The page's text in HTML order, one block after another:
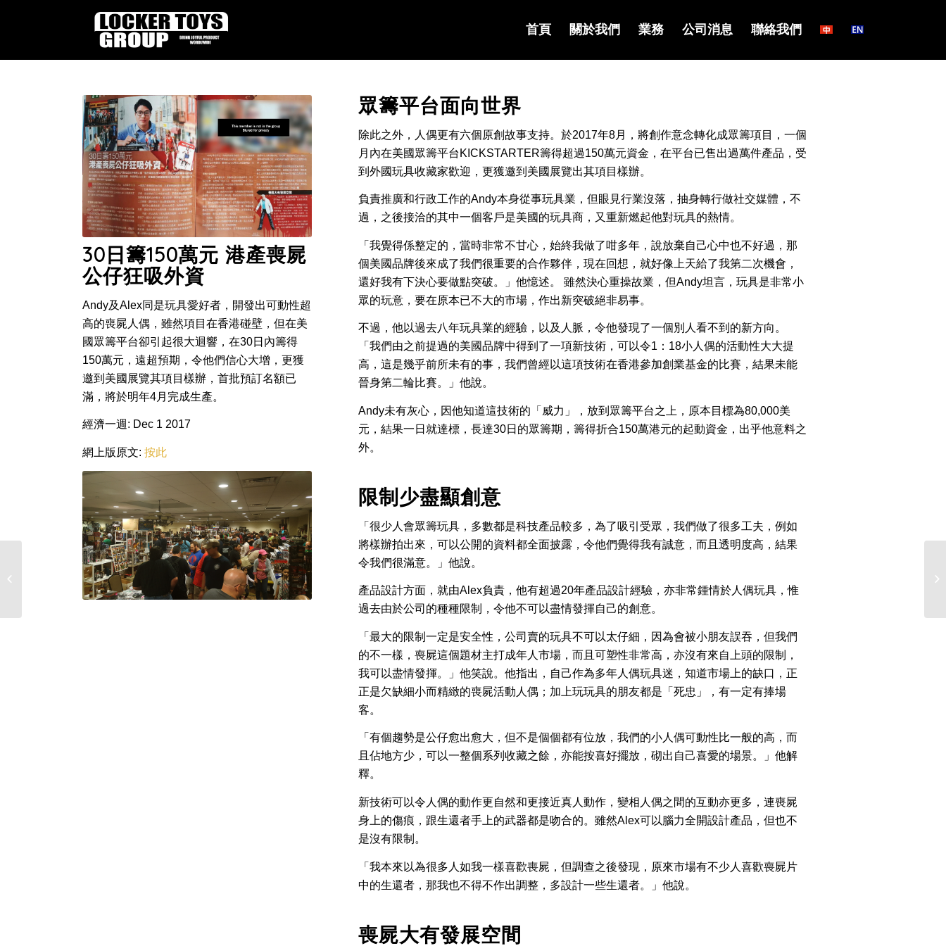
首頁 關於我們 業務 公司消息 聯絡我們
30日籌150萬元 港產喪屍
公仔狂吸外資
Andy及Alex同是玩具愛好者，開發出可動性超
高的喪屍人偶，雖然項目在香港碰壁，但在美
國眾籌平台卻引起很大迴響，在30日內籌得
150萬元，遠超預期，令他們信心大增，更獲
邀到美國展覽其項目樣辦，首批預訂名額已
滿，將於明年4月完成生產。
經濟一週: Dec 1 2017
網上版原文:按此
眾籌平台面向世界
除此之外，人偶更有六個原創故事支持。於2017年8月，將創作意念轉化成眾籌項目，一個
月內在美國眾籌平台KICKSTARTER籌得超過150萬元資金，在平台已售出過萬件產品，受
到外國玩具收藏家歡迎，更獲邀到美國展覽出其項目樣辦。
負責推廣和行政工作的Andy本身從事玩具業，但眼見行業沒落，抽身轉行做社交媒體，不
過，之後接洽的其中一個客戶是美國的玩具商，又重新燃起他對玩具的熱情。
「我覺得係整定的，當時非常不甘心，始終我做了咁多年，說放棄自己心中也不好過，那
個美國品牌後來成了我們很重要的合作夥伴，現在回想，就好像上天給了我第二次機會，
還好我有下決心要做點突破。」他憶述。 雖然決心重操故業，但Andy坦言，玩具是非常小
眾的玩意，要在原本已不大的市場，作出新突破絕非易事。
不過，他以過去八年玩具業的經驗，以及人脈，令他發現了一個別人看不到的新方向。
「我們由之前提過的美國品牌中得到了一項新技術，可以令1：18小人偶的活動性大大提
高，這是幾乎前所未有的事，我們曾經以這項技術在香港參加創業基金的比賽，結果未能
晉身第二輪比賽。」他說。
Andy未有灰心，因他知道這技術的「威力」，放到眾籌平台之上，原本目標為80,000美
元，結果一日就達標，長達30日的眾籌期，籌得折合150萬港元的起動資金，出乎他意料之
外。
限制少盡顯創意
「很少人會眾籌玩具，多數都是科技產品較多，為了吸引受眾，我們做了很多工夫，例如
將樣辦拍出來，可以公開的資料都全面披露，令他們覺得我有誠意，而且透明度高，結果
令我們很滿意。」他說。
產品設計方面，就由Alex負責，他有超過20年產品設計經驗，亦非常鍾情於人偶玩具，惟
過去由於公司的種種限制，令他不可以盡情發揮自己的創意。
「最大的限制一定是安全性，公司賣的玩具不可以太仔細，因為會被小朋友誤吞，但我們
的不一樣，喪屍這個題材主打成年人市場，而且可塑性非常高，亦沒有來自上頭的限制，
我可以盡情發揮。」他笑說。他指出，自己作為多年人偶玩具迷，知道市場上的缺口，正
正是欠缺細小而精緻的喪屍活動人偶；加上玩玩具的朋友都是「死忠」，有一定有捧場
客。
「有個趨勢是公仔愈出愈大，但不是個個都有位放，我們的小人偶可動性比一般的高，而
且佔地方少，可以一整個系列收藏之餘，亦能按喜好擺放，砌出自己喜愛的場景。」他解
釋。
新技術可以令人偶的動作更自然和更接近真人動作，變相人偶之間的互動亦更多，連喪屍
身上的傷痕，跟生還者手上的武器都是吻合的。雖然Alex可以腦力全開設計產品，但也不
是沒有限制。
「我本來以為很多人如我一樣喜歡喪屍，但調查之後發現，原來市場有不少人喜歡喪屍片
中的生還者，那我也不得不作出調整，多設計一些生還者。」他說。
喪屍大有發展空間
映畫秘寶 (日本)